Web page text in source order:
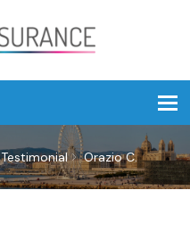
Testimonial Orazio C.